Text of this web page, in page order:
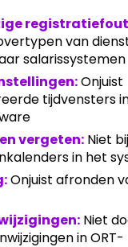
van
salarissystemen
Onjuist
tijdvensters
vergeten: Niet
in het
Onjuist afronden
Niet
in ORT-